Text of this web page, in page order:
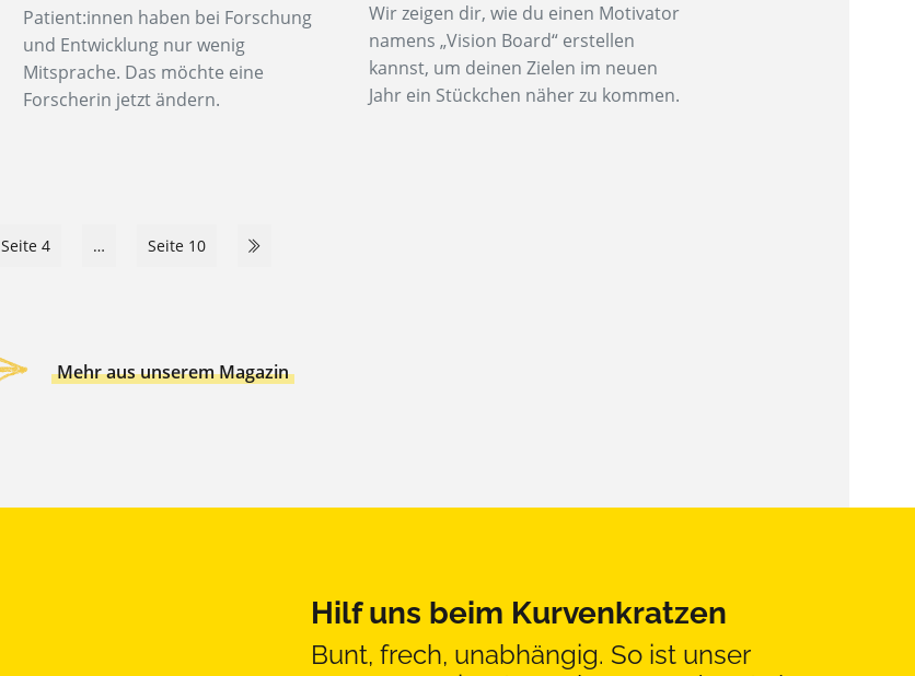
Patient:innen haben bei Forschung
und Entwicklung nur wenig
Mitsprache. Das möchte eine
Forscherin jetzt ändern.
Wir zeigen dir, wie du einen Motivator
namens „Vision Board“ erstellen
kannst, um deinen Zielen im neuen
Jahr ein Stückchen näher zu kommen.
Seite 4 … Seite 10
Mehr aus unserem Magazin
Hilf uns beim Kurvenkratzen
Bunt, frech, unabhängig. So ist unser